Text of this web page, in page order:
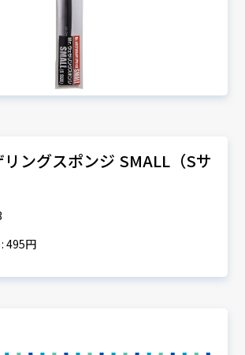
ングスポンジ SMALL（Sサ
495円